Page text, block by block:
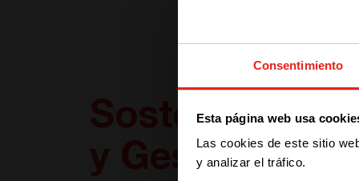
Consentimiento
Esta página web usa
Las cookies de este sitio
y analizar el tráfico.
Sostenibilidad
y Gestión